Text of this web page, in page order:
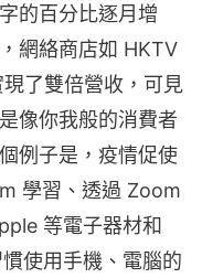
的百分比逐月增
網絡商店如 HKTV
了雙倍營收，可見
像你我般的消費者
例子是，疫情促使
學習、透過 Zoom
等電子器材和
使用手機、電腦的